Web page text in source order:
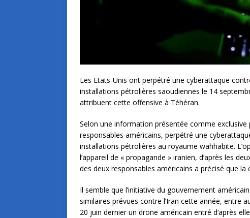
Les Etats-Unis ont perpétré une cyberattaque
installations pétrolières saoudiennes le 14
attribuent cette offensive à Téhéran.
Selon une information présentée comme exclusive
responsables américains, perpétré une
installations pétrolières au royaume wahhabite.
l’appareil de « propagande » iranien, d’après les
des deux responsables américains a précisé que
Il semble que l’initiative du gouvernement
similaires prévues contre l’Iran cette année, entre
20 juin dernier un drone américain entré d’après